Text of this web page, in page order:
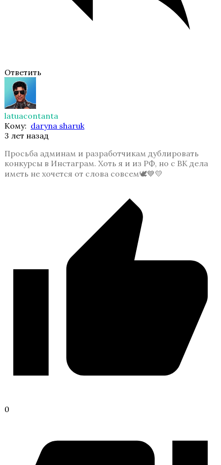
Бездушная
Ответить
latuacontanta
Кому: daryna sharuk
3 лет назад
Просьба админам и разработчикам дублировать
конкурсы в Инстаграм. Хоть я и из РФ, но с ВК дела
иметь не хочется от слова совсем🕊💙💛
0